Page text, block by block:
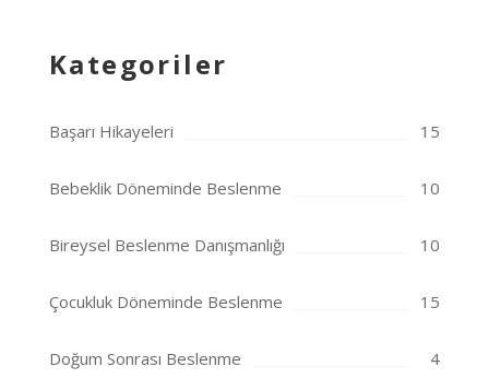
Kategoriler
Başarı Hikayeleri 15
Bebeklik Döneminde Beslenme 10
Bireysel Beslenme Danışmanlığı 10
Çocukluk Döneminde Beslenme 15
Doğum Sonrası Beslenme 4